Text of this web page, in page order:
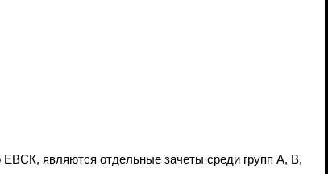
являются отдельные зачеты среди групп А, В,